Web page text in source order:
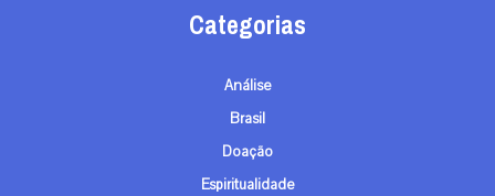
Categorias
Análise
Brasil
Doação
Espiritualidade